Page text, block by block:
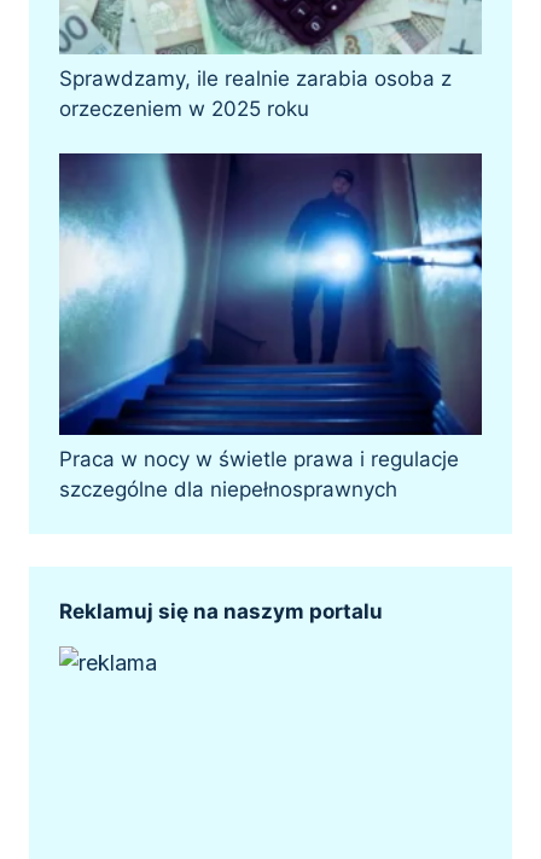
Sprawdzamy, ile realnie zarabia osoba z
orzeczeniem w 2025 roku
Praca w nocy w świetle prawa i regulacje
szczególne dla niepełnosprawnych
Reklamuj się na naszym portalu